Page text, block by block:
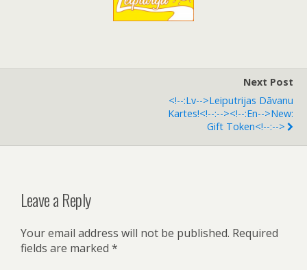
Next Post
<!--:lv-->Leiputrijas Dāvanu
Kartes!<!--:--><!--:en-->New:
Gift Token<!--:-->
Leave a Reply
Your email address will not be published. Required
fields are marked *